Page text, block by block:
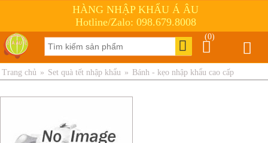
HÀNG NHẬP KHẨU Á ÂU
Hotline/Zalo: 098.679.8008
(0)
Trang chủ » Set quà tết nhập khẩu » Bánh - kẹo nhập khẩu cao cấp